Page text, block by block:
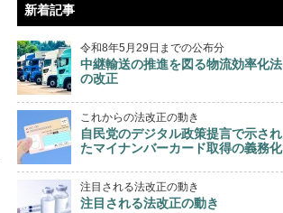
新着記事
令和8年5月29日までの公布分
中継輸送の推進を図る物流効率化法
の改正
これからの法改正の動き
自民党のデジタル政策提言で示され
たマイナンバーカード取得の義務化
注目される法改正の動き
注目される法改正の動き